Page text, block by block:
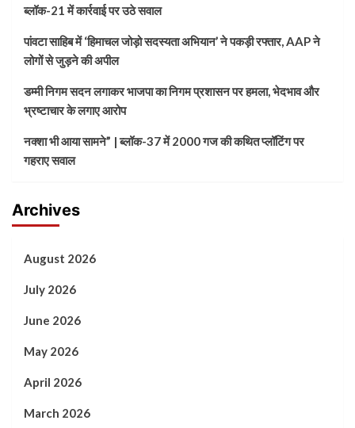
ब्लॉक-21 में कार्रवाई पर उठे सवाल
पांवटा साहिब में ‘हिमाचल जोड़ो सदस्यता अभियान’ ने पकड़ी रफ्तार, AAP ने
लोगों से जुड़ने की अपील
डम्मी निगम सदन लगाकर भाजपा का निगम प्रशासन पर हमला, भेदभाव और
भ्रष्टाचार के लगाए आरोप
नक्शा भी आया सामने” | ब्लॉक-37 में 2000 गज की कथित प्लॉटिंग पर
गहराए सवाल
Archives
August 2026
July 2026
June 2026
May 2026
April 2026
March 2026